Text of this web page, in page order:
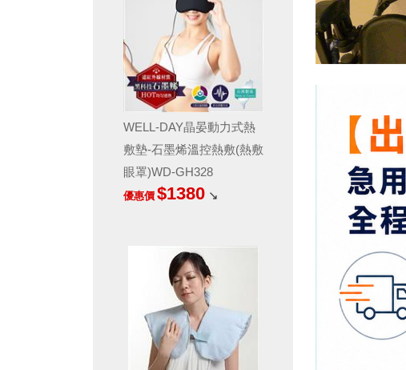
WELL-DAY晶晏動力式熱
敷墊-石墨烯溫控熱敷(熱敷
眼罩)WD-GH328
優惠價 $1380↘